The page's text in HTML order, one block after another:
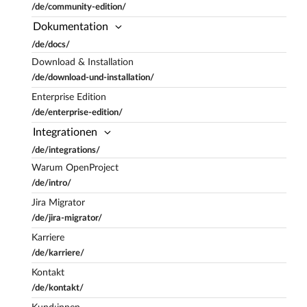
/de/community-edition/
Dokumentation
/de/docs/
Download & Installation
/de/download-und-installation/
Enterprise Edition
/de/enterprise-edition/
Integrationen
/de/integrations/
Warum OpenProject
/de/intro/
Jira Migrator
/de/jira-migrator/
Karriere
/de/karriere/
Kontakt
/de/kontakt/